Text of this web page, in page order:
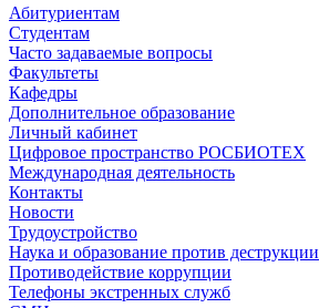
Абитуриентам
Студентам
Часто задаваемые вопросы
Факультеты
Кафедры
Дополнительное образование
Личный кабинет
Цифровое пространство РОСБИОТЕХ
Международная деятельность
Контакты
Новости
Трудоустройство
Наука и образование против деструкции
Противодействие коррупции
Телефоны экстренных служб